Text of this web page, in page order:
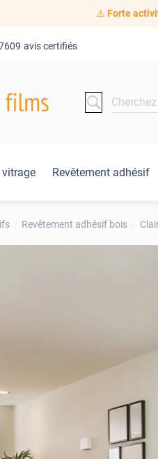
⚠️ Forte
avis certifiés
Revêtement adhésif
Revêtement adhésif bois